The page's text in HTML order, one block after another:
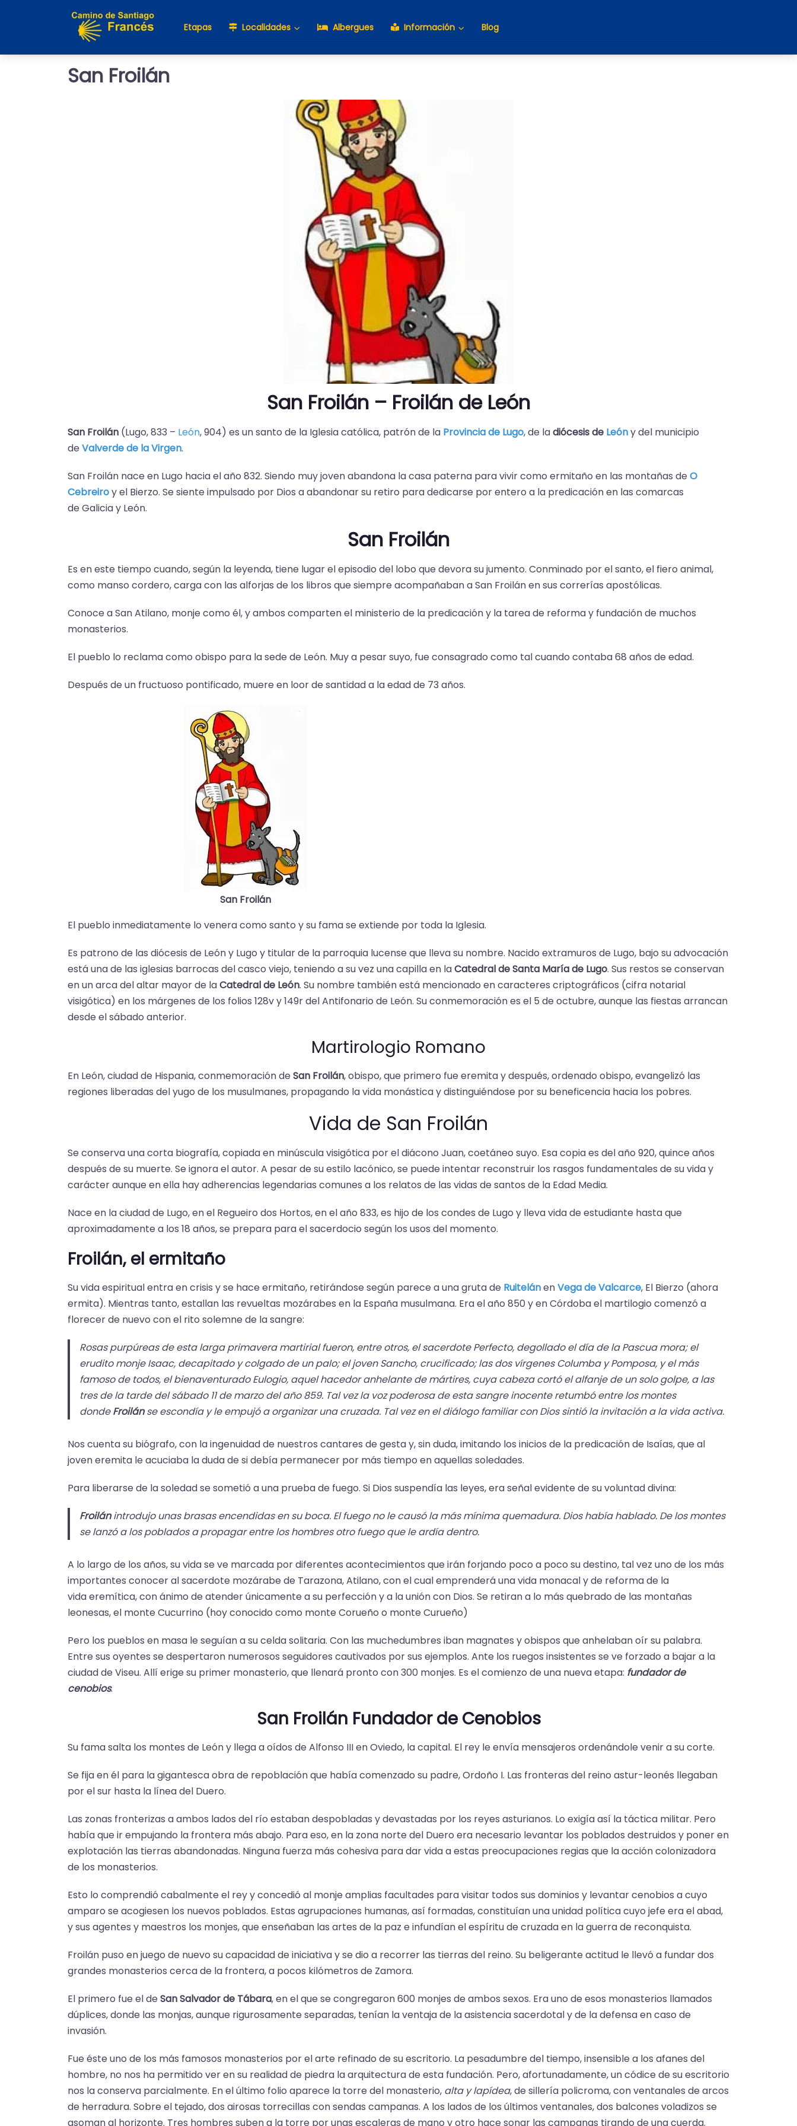
Etapas Localidades Albergues Información Blog
San Froilán
San Froilán – Froilán de León
San Froilán (Lugo, 833 – León, 904) es un santo de la Iglesia católica, patrón de la Provincia de Lugo, de ladiócesis de Leóny del municipio
de Valverde de la Virgen.
San Froilán nace en Lugo hacia el año 832. Siendo muy joven abandona la casa paterna para vivir como ermitaño en las montañas de O
Cebreiroy el Bierzo. Se siente impulsado por Dios a abandonar su retiro para dedicarse por entero a la predicación en las comarcas
de Galicia y León.
San Froilán
Es en este tiempo cuando, según la leyenda, tiene lugar el episodio del lobo que devora su jumento. Conminado por el santo, el fiero animal,
como manso cordero, carga con las alforjas de los libros que siempre acompañaban a San Froilán en sus correrías apostólicas.
Conoce a San Atilano, monje como él, y ambos comparten el ministerio de la predicación y la tarea de reforma y fundación de muchos
monasterios.
El pueblo lo reclama como obispo para la sede de León. Muy a pesar suyo, fue consagrado como tal cuando contaba 68 años de edad.
Después de un fructuoso pontificado, muere en loor de santidad a la edad de 73 años.
San Froilán
El pueblo inmediatamente lo venera como santo y su fama se extiende por toda la Iglesia.
Es patrono de las diócesis de León y Lugo y titular de la parroquia lucense que lleva su nombre. Nacido extramuros de Lugo, bajo su advocación
está una de las iglesias barrocas del casco viejo, teniendo a su vez una capilla en laCatedral de Santa María de Lugo. Sus restos se conservan
en un arca del altar mayor de laCatedral de León. Su nombre también está mencionado en caracteres criptográficos (cifra notarial
visigótica) en los márgenes de los folios 128v y 149r del Antifonario de León. Su conmemoración es el 5 de octubre, aunque las fiestas arrancan
desde el sábado anterior.​
Martirologio Romano
En León, ciudad de Hispania, conmemoración de San Froilán, obispo, que primero fue eremita y después, ordenado obispo, evangelizó las
regiones liberadas del yugo de los musulmanes, propagando la vida monástica y distinguiéndose por su beneficencia hacia los pobres.
Vida de San Froilán
Se conserva una corta biografía, copiada en minúscula visigótica por el diácono Juan, coetáneo suyo. Esa copia es del año 920, quince años
después de su muerte. Se ignora el autor. A pesar de su estilo lacónico, se puede intentar reconstruir los rasgos fundamentales de su vida y
carácter aunque en ella hay adherencias legendarias comunes a los relatos de las vidas de santos de la Edad Media.
Nace en la ciudad de Lugo, en el Regueiro dos Hortos, en el año 833, es hijo de los condes de Lugo y lleva vida de estudiante hasta que
aproximadamente a los 18 años, se prepara para el sacerdocio según los usos del momento.
Froilán, el ermitaño
Su vida espiritual entra en crisis y se hace ermitaño, retirándose según parece a una gruta de RuitelánenVega de Valcarce, El Bierzo (ahora
ermita). Mientras tanto, estallan las revueltas mozárabes en la España musulmana. Era el año 850 y en Córdoba el martilogio comenzó a
florecer de nuevo con el rito solemne de la sangre:
Rosas purpúreas de esta larga primavera martirial fueron, entre otros, el sacerdote Perfecto, degollado el día de la Pascua mora; el
erudito monje Isaac, decapitado y colgado de un palo; el joven Sancho, crucificado; las dos vírgenes Columba y Pomposa, y el más
famoso de todos, el bienaventurado Eulogio, aquel hacedor anhelante de mártires, cuya cabeza cortó el alfanje de un solo golpe, a las
tres de la tarde del sábado 11 de marzo del año 859. Tal vez la voz poderosa de esta sangre inocente retumbó entre los montes
dondeFroilánse escondía y le empujó a organizar una cruzada. Tal vez en el diálogo familiar con Dios sintió la invitación a la vida activa.
Nos cuenta su biógrafo, con la ingenuidad de nuestros cantares de gesta y, sin duda, imitando los inicios de la predicación de Isaías, que al
joven eremita le acuciaba la duda de si debía permanecer por más tiempo en aquellas soledades.
Para liberarse de la soledad se sometió a una prueba de fuego. Si Dios suspendía las leyes, era señal evidente de su voluntad divina:
Froilánintrodujo unas brasas encendidas en su boca. El fuego no le causó la más mínima quemadura. Dios había hablado. De los montes
se lanzó a los poblados a propagar entre los hombres otro fuego que le ardía dentro.
A lo largo de los años, su vida se ve marcada por diferentes acontecimientos que irán forjando poco a poco su destino, tal vez uno de los más
importantes conocer al sacerdote mozárabe de Tarazona, Atilano, con el cual emprenderá una vida monacal y de reforma de la
vida eremítica, con ánimo de atender únicamente a su perfección y a la unión con Dios. Se retiran a lo más quebrado de las montañas
leonesas, el monte Cucurrino (hoy conocido como monte Corueño o monte Curueño)
Pero los pueblos en masa le seguían a su celda solitaria. Con las muchedumbres iban magnates y obispos que anhelaban oír su palabra.
Entre sus oyentes se despertaron numerosos seguidores cautivados por sus ejemplos. Ante los ruegos insistentes se ve forzado a bajar a la
ciudad de Viseu. Allí erige su primer monasterio, que llenará pronto con 300 monjes. Es el comienzo de una nueva etapa: fundador de
cenobios.
San Froilán Fundador de Cenobios
Su fama salta los montes de León y llega a oídos de Alfonso III en Oviedo, la capital. El rey le envía mensajeros ordenándole venir a su corte.
Se fija en él para la gigantesca obra de repoblación que había comenzado su padre, Ordoño I. Las fronteras del reino astur-leonés llegaban
por el sur hasta la línea del Duero.
Las zonas fronterizas a ambos lados del río estaban despobladas y devastadas por los reyes asturianos. Lo exigía así la táctica militar. Pero
había que ir empujando la frontera más abajo. Para eso, en la zona norte del Duero era necesario levantar los poblados destruidos y poner en
explotación las tierras abandonadas. Ninguna fuerza más cohesiva para dar vida a estas preocupaciones regias que la acción colonizadora
de los monasterios.
Esto lo comprendió cabalmente el rey y concedió al monje amplias facultades para visitar todos sus dominios y levantar cenobios a cuyo
amparo se acogiesen los nuevos poblados. Estas agrupaciones humanas, así formadas, constituían una unidad política cuyo jefe era el abad,
y sus agentes y maestros los monjes, que enseñaban las artes de la paz e infundían el espíritu de cruzada en la guerra de reconquista.
Froilán puso en juego de nuevo su capacidad de iniciativa y se dio a recorrer las tierras del reino. Su beligerante actitud le llevó a fundar dos
grandes monasterios cerca de la frontera, a pocos kilómetros de Zamora.
El primero fue el de San Salvador de Tábara, en el que se congregaron 600 monjes de ambos sexos. Era uno de esos monasterios llamados
dúplices, donde las monjas, aunque rigurosamente separadas, tenían la ventaja de la asistencia sacerdotal y de la defensa en caso de
invasión.
Fue éste uno de los más famosos monasterios por el arte refinado de su escritorio. La pesadumbre del tiempo, insensible a los afanes del
hombre, no nos ha permitido ver en su realidad de piedra la arquitectura de esta fundación. Pero, afortunadamente, un códice de su escritorio
nos la conserva parcialmente. En el último folio aparece la torre del monasterio, alta y lapídea, de sillería policroma, con ventanales de arcos
de herradura. Sobre el tejado, dos airosas torrecillas con sendas campanas. A los lados de los últimos ventanales, dos balcones voladizos se
asoman al horizonte. Tres hombres suben a la torre por unas escaleras de mano y otro hace sonar las campanas tirando de una cuerda.